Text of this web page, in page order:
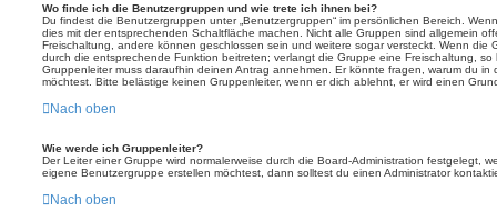
Wo finde ich die Benutzergruppen und wie trete ich ihnen bei?
Du findest die Benutzergruppen unter „Benutzergruppen“ im persönlichen Bereich.
dies mit der entsprechenden Schaltfläche machen. Nicht alle Gruppen sind allgemein
Freischaltung, andere können geschlossen sein und weitere sogar versteckt. Wenn die
durch die entsprechende Funktion beitreten; verlangt die Gruppe eine Freischaltung,
Gruppenleiter muss daraufhin deinen Antrag annehmen. Er könnte fragen, warum du in
möchtest. Bitte belästige keinen Gruppenleiter, wenn er dich ablehnt, er wird einen
Nach oben
Wie werde ich Gruppenleiter?
Der Leiter einer Gruppe wird normalerweise durch die Board-Administration festgelegt,
eigene Benutzergruppe erstellen möchtest, dann solltest du einen Administrator
Nach oben